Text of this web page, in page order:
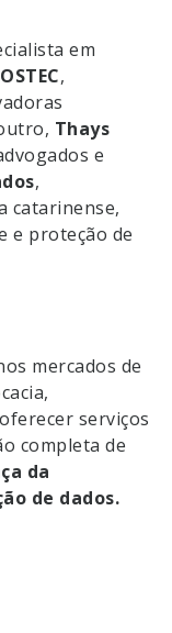
em
OSTEC,
Thays
e
,
catarinense,
e proteção de
mercados de
serviços
completa de
da
de dados.